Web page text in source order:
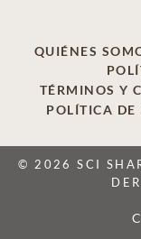
QUIÉNES
TÉRMINOS Y
POLÍTICA DE
© 2026 SCI